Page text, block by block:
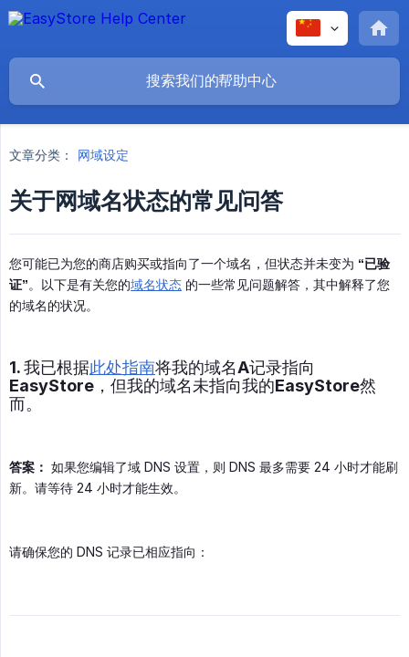
文章分类： 网域设定
关于网域名状态的常见问答
您可能已为您的商店购买或指向了一个域名，但状态并未变为 “已验
证”。以下是有关您的域名状态 的一些常见问题解答，其中解释了您
的域名的状况。
1. 我已根据此处指南将我的域名A记录指向
EasyStore，但我的域名未指向我的EasyStore然
而。
答案： 如果您编辑了域 DNS 设置，则 DNS 最多需要 24 小时才能刷
新。请等待 24 小时才能生效。
请确保您的 DNS 记录已相应指向：